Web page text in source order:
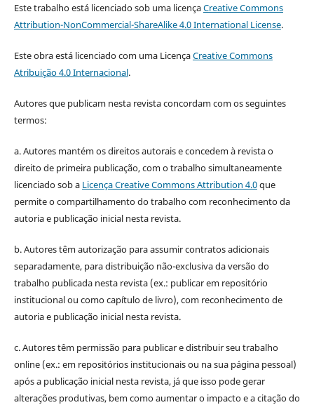
Este trabalho está licenciado sob uma licençaCreative Commons
Attribution-NonCommercial-ShareAlike 4.0 International License.
Este obra está licenciado com uma LicençaCreative Commons
Atribuição 4.0 Internacional.
Autores que publicam nesta revista concordam com os seguintes
termos:
a. Autores mantém os direitos autorais e concedem à revista o
direito de primeira publicação, com o trabalho simultaneamente
licenciado sob a Licença Creative Commons Attribution 4.0que
permite o compartilhamento do trabalho com reconhecimento da
autoria e publicação inicial nesta revista.
b. Autores têm autorização para assumir contratos adicionais
separadamente, para distribuição não-exclusiva da versão do
trabalho publicada nesta revista (ex.: publicar em repositório
institucional ou como capítulo de livro), com reconhecimento de
autoria e publicação inicial nesta revista.
c. Autores têm permissão para publicar e distribuir seu trabalho
online (ex.: em repositórios institucionais ou na sua página pessoal)
após a publicação inicial nesta revista, já que isso pode gerar
alterações produtivas, bem como aumentar o impacto e a citação do